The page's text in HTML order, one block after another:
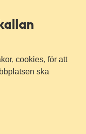
cookies, för att
ska